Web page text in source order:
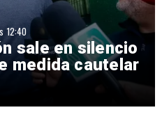
sale en silencio
medida cautelar
12:40